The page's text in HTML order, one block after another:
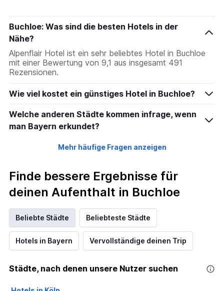
Buchloe: Was sind die besten Hotels in der
Nähe?
Alpenflair Hotel ist ein sehr beliebtes Hotel in Buchloe
mit einer Bewertung von 9,1 aus insgesamt 491
Rezensionen.
Wie viel kostet ein günstiges Hotel in Buchloe?
Welche anderen Städte kommen infrage, wenn
man Bayern erkundet?
Mehr häufige Fragen anzeigen
Finde bessere Ergebnisse für
deinen Aufenthalt in Buchloe
Beliebte Städte Beliebteste Städte
Hotels in Bayern Vervollständige deinen Trip
Städte, nach denen unsere Nutzer suchen